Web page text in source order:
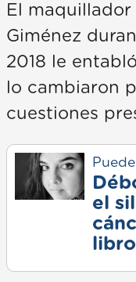
El maquillador
Giménez
2018 le
lo cambiaron
cuestiones
el